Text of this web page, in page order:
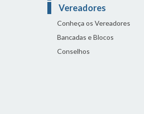
Vereadores
Conheça os Vereadores
Bancadas e Blocos
Conselhos